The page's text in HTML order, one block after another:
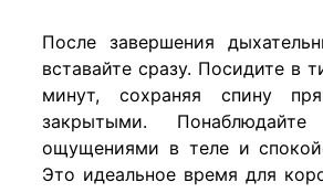
После завершения
вставайте сразу. Посидите в
минут, сохраняя спину
закрытыми.
ощущениями в теле и
Это идеальное время для